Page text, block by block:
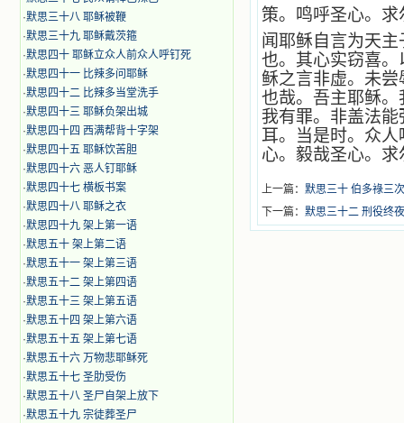
·默思三十八 耶稣被鞭
·默思三十九 耶稣戴茨箍
·默思四十 耶稣立众人前众人呼钉死
·默思四十一 比辣多问耶稣
·默思四十二 比辣多当堂洗手
·默思四十三 耶稣负架出城
·默思四十四 西满帮背十字架
·默思四十五 耶稣饮苦胆
·默思四十六 恶人钉耶稣
·默思四十七 横板书案
·默思四十八 耶稣之衣
·默思四十九 架上第一语
·默思五十 架上第二语
·默思五十一 架上第三语
·默思五十二 架上第四语
·默思五十三 架上第五语
·默思五十四 架上第六语
·默思五十五 架上第七语
·默思五十六 万物悲耶稣死
·默思五十七 圣肋受伤
·默思五十八 圣尸自架上放下
·默思五十九 宗徒葬圣尸
策。鸣呼圣心。
闻耶稣自言为天
也。其心实窃喜
稣之言非虚。未
也哉。吾主耶稣
我有罪。非盖法
耳。当是时。众
心。毅哉圣心。
上一篇： 默思三十 伯多祿三
下一篇： 默思三十二 刑役终